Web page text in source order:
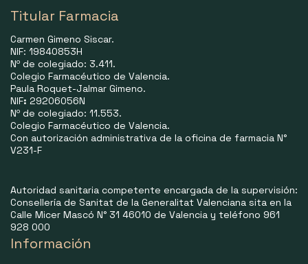
Titular Farmacia
Carmen Gimeno Siscar.
NIF: 19840853H
Nº de colegiado: 3.411.
Colegio Farmacéutico de Valencia.
Paula Roquet-Jalmar Gimeno.
NIF: 29206056N
Nº de colegiado: 11.553.
Colegio Farmacéutico de Valencia.
Con autorización administrativa de la oficina de farmacia N°
V231-F
Autoridad sanitaria competente encargada de la supervisión:
Consellería de Sanitat de la Generalitat Valenciana sita en la
Calle Micer Mascó N° 31 46010 de Valencia y teléfono 961
928 000
Información